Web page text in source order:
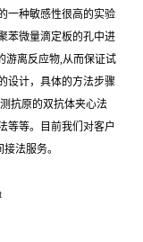
一种敏感性很高的实验
苯微量滴定板的孔中进
游离反应物,从而保证试
设计，具体的方法步骤
抗原的双抗体夹心法
等等。目前我们对客户
法服务。